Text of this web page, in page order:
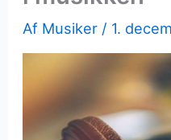
Af Musiker / 1.